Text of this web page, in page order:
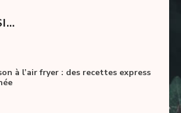
à l’air fryer : des recettes express